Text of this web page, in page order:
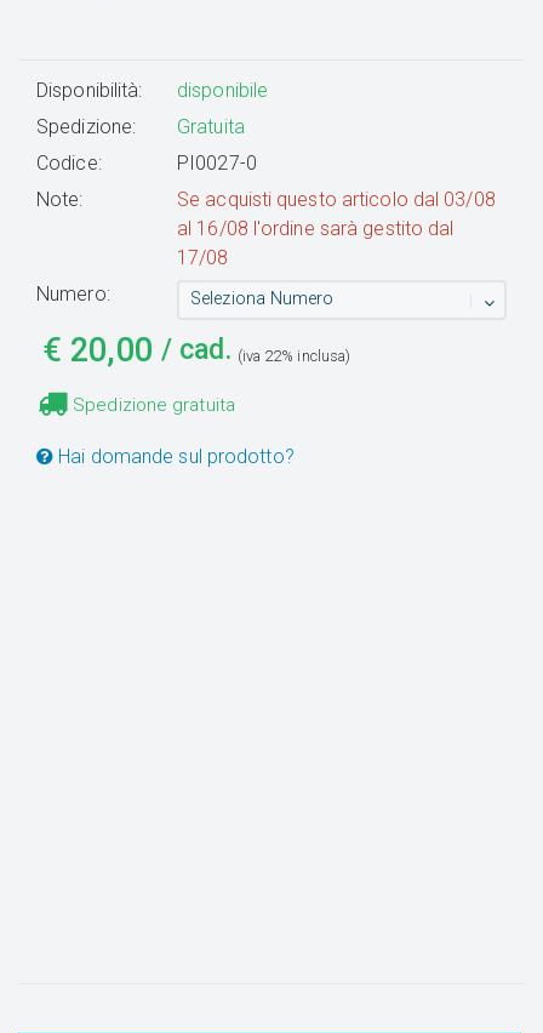
Disponibilità:
disponibile
Spedizione:
Gratuita
Codice:
PI0027-0
Note:
Se acquisti questo articolo dal 03/08
al 16/08 l'ordine sarà gestito dal
17/08
Numero:
Seleziona Numero
€ 20,00 / cad. (iva 22% inclusa)
Spedizione gratuita
Hai domande sul prodotto?